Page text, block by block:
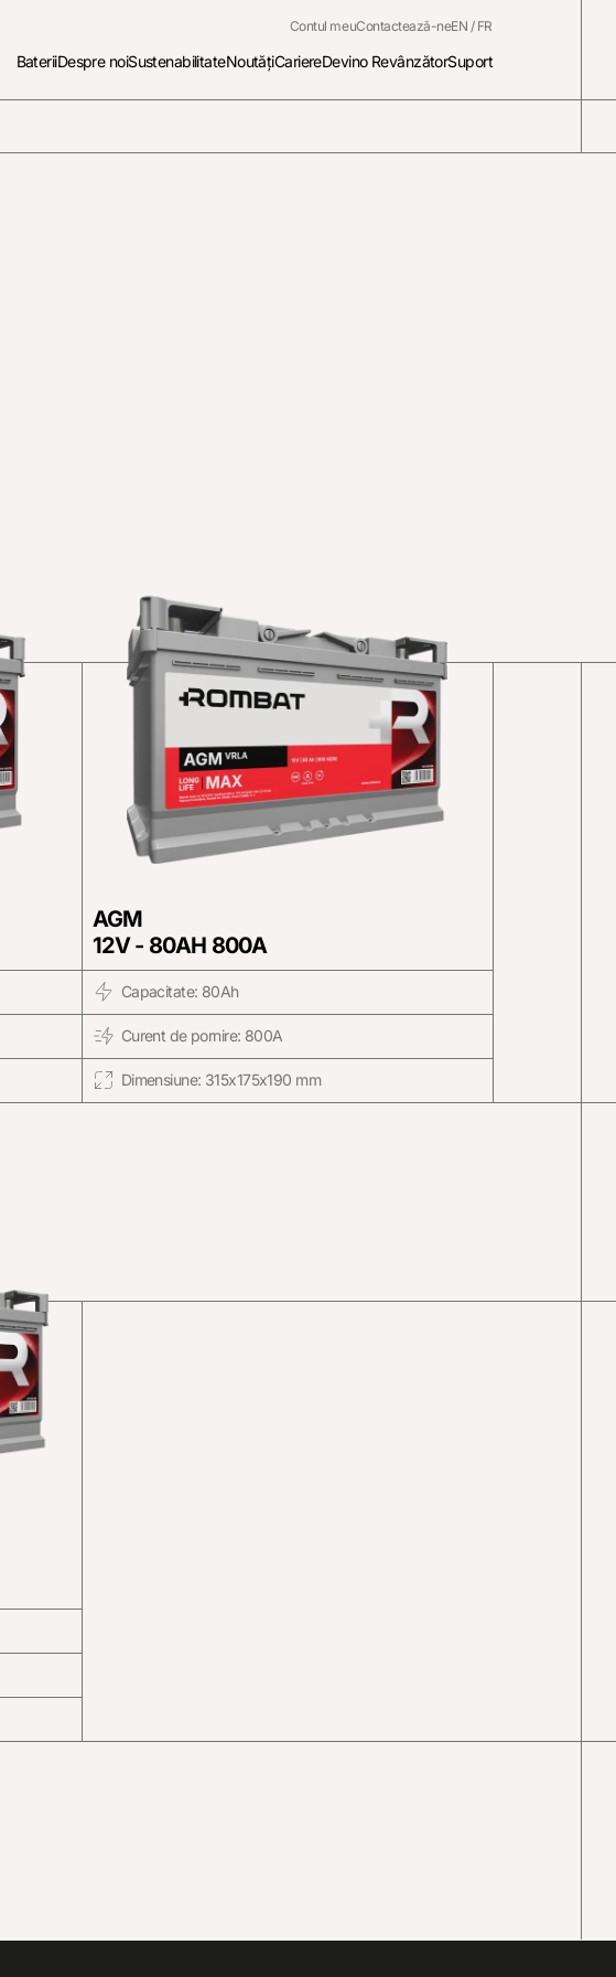
BateriiDespre noiSustenabilitateNoutățiCariereDevino RevânzătorSuport
Contul meuContactează-neEN / FR
AGM
12V - 80AH 800A
Capacitate: 80Ah
Curent de pornire: 800A
Dimensiune: 315x175x190 mm